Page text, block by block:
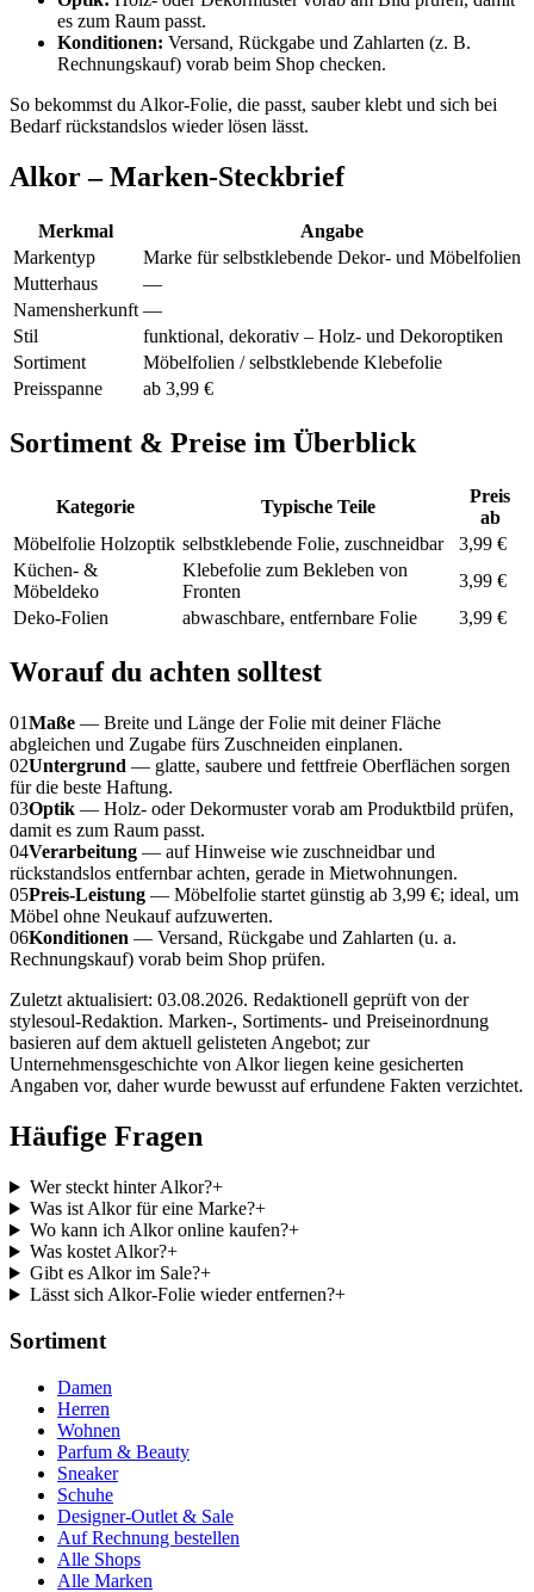
es zum Raum passt.
Konditionen: Versand, Rückgabe und Zahlarten (z. B.
Rechnungskauf) vorab beim Shop checken.
So bekommst du Alkor-Folie, die passt, sauber klebt und sich bei
Bedarf rückstandslos wieder lösen lässt.
Alkor – Marken-Steckbrief
Merkmal
Angabe
Markentyp
Marke für selbstklebende Dekor- und Möbelfolien
Mutterhaus
—
Namensherkunft —
Stil
funktional, dekorativ – Holz- und Dekoroptiken
Sortiment
Möbelfolien / selbstklebende Klebefolie
Preisspanne
ab 3,99 €
Sortiment & Preise im Überblick
Kategorie Typische Teile
Preis
ab
Möbelfolie Holzoptik selbstklebende Folie, zuschneidbar
3,99 €
Küchen- &
Möbeldeko
Klebefolie zum Bekleben von
Fronten
3,99 €
Deko-Folien
abwaschbare, entfernbare Folie 3,99 €
Worauf du achten solltest
01Maße — Breite und Länge der Folie mit deiner Fläche
abgleichen und Zugabe fürs Zuschneiden einplanen.
02Untergrund — glatte, saubere und fettfreie Oberflächen sorgen
für die beste Haftung.
03Optik — Holz- oder Dekormuster vorab am Produktbild prüfen,
damit es zum Raum passt.
04Verarbeitung — auf Hinweise wie zuschneidbar und
rückstandslos entfernbar achten, gerade in Mietwohnungen.
05Preis-Leistung — Möbelfolie startet günstig ab 3,99 €; ideal, um
Möbel ohne Neukauf aufzuwerten.
06Konditionen — Versand, Rückgabe und Zahlarten (u. a.
Rechnungskauf) vorab beim Shop prüfen.
Zuletzt aktualisiert: 03.08.2026. Redaktionell geprüft von der
stylesoul-Redaktion. Marken-, Sortiments- und Preiseinordnung
basieren auf dem aktuell gelisteten Angebot; zur
Unternehmensgeschichte von Alkor liegen keine gesicherten
Angaben vor, daher wurde bewusst auf erfundene Fakten verzichtet.
Häufige Fragen
Wer steckt hinter Alkor?+
Was ist Alkor für eine Marke?+
Wo kann ich Alkor online kaufen?+
Was kostet Alkor?+
Gibt es Alkor im Sale?+
Lässt sich Alkor-Folie wieder entfernen?+
Sortiment
Damen
Herren
Wohnen
Parfum & Beauty
Sneaker
Schuhe
Designer-Outlet & Sale
Auf Rechnung bestellen
Alle Shops
Alle Marken